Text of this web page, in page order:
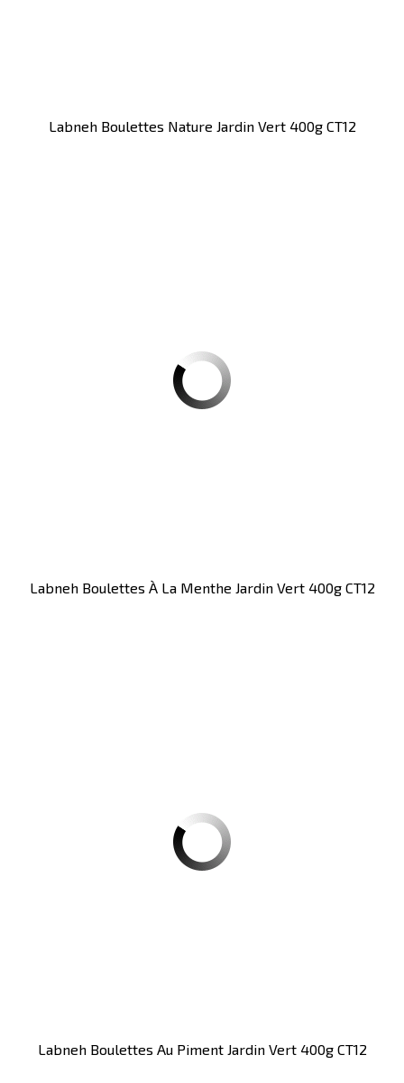
Labneh Boulettes Nature Jardin Vert 400g CT12
Labneh Boulettes À La Menthe Jardin Vert 400g CT12
Labneh Boulettes Au Piment Jardin Vert 400g CT12